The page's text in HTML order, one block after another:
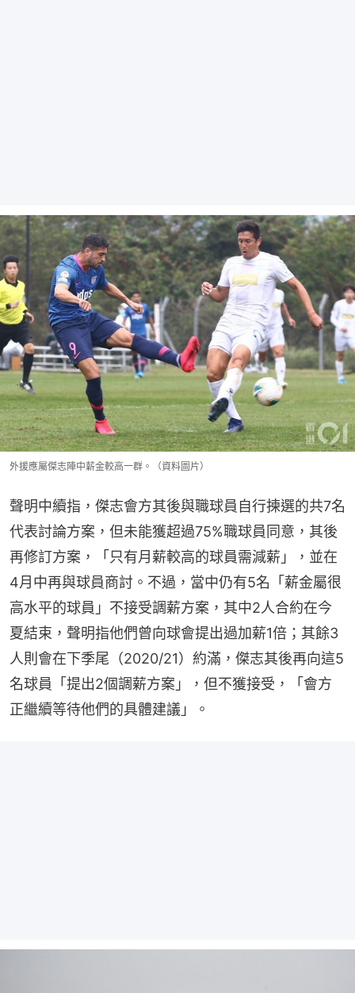
外援應屬傑志陣中薪金較高一群。（資料圖片）
聲明中續指，傑志會方其後與職球員自行揀選的共7名
代表討論方案，但未能獲超過75%職球員同意，其後
再修訂方案，「只有月薪較高的球員需減薪」，並在
4月中再與球員商討。不過，當中仍有5名「薪金屬很
高水平的球員」不接受調薪方案，其中2人合約在今
夏結束，聲明指他們曾向球會提出過加薪1倍；其餘3
人則會在下季尾（2020/21）約滿，傑志其後再向這5
名球員「提出2個調薪方案」，但不獲接受，「會方
正繼續等待他們的具體建議」。